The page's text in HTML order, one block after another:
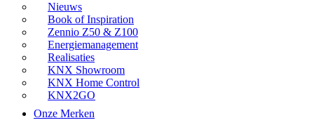
Nieuws
Book of Inspiration
Zennio Z50 & Z100
Energiemanagement
Realisaties
KNX Showroom
KNX Home Control
KNX2GO
Onze Merken